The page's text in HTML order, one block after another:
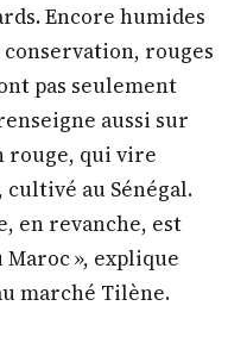
Encore humides
rouges
pas seulement
aussi sur
rouge, qui vire
au Sénégal.
en revanche, est
», explique
marché Tilène.